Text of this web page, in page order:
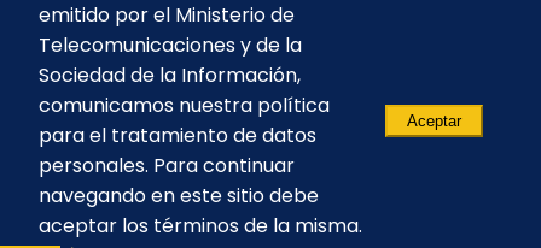
emitido por el Ministerio de
Telecomunicaciones y de la
Sociedad de la Información,
comunicamos nuestra política
para el tratamiento de datos
personales. Para continuar
navegando en este sitio debe
aceptar los términos de la misma.
Aceptar